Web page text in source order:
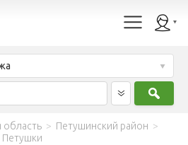
область > Петушинский район >
Петушки